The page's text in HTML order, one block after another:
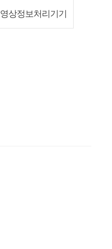
영상정보처리기기